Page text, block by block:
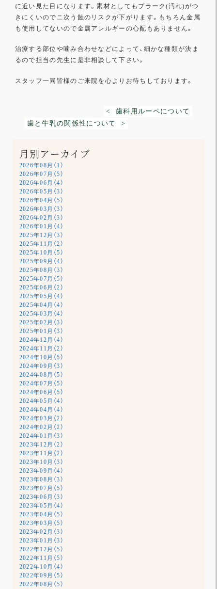
に近い見た目になります。素材としてもプラーク(汚れ)がつ
きにくいのでニ次う蝕のリスクが下がります。 もちろん金属
も使用してないので金属アレルギーの心配もありませ ん。
治療する部位や噛み合わせなどによって、 細かな種類が決ま
るので担当の先生に是非相談して下さい。
スタッフ一同皆様のご来院を心よりお待ちしております。
< 歯科用ルーペについて
歯と牛乳の関係性について >
月別アーカイブ
2026年08月（1）
2026年07月（5）
2026年06月（4）
2026年05月（3）
2026年04月（5）
2026年03月（3）
2026年02月（3）
2026年01月（4）
2025年12月（3）
2025年11月（2）
2025年10月（5）
2025年09月（4）
2025年08月（3）
2025年07月（5）
2025年06月（2）
2025年05月（4）
2025年04月（4）
2025年03月（4）
2025年02月（3）
2025年01月（3）
2024年12月（4）
2024年11月（2）
2024年10月（5）
2024年09月（3）
2024年08月（5）
2024年07月（5）
2024年06月（5）
2024年05月（4）
2024年04月（4）
2024年03月（2）
2024年02月（2）
2024年01月（3）
2023年12月（2）
2023年11月（2）
2023年10月（3）
2023年09月（4）
2023年08月（3）
2023年07月（5）
2023年06月（3）
2023年05月（4）
2023年04月（5）
2023年03月（5）
2023年02月（3）
2023年01月（3）
2022年12月（5）
2022年11月（5）
2022年10月（4）
2022年09月（5）
2022年08月（5）